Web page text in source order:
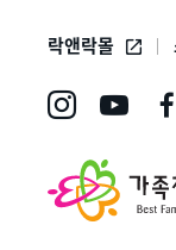
락앤락몰
인
타
브